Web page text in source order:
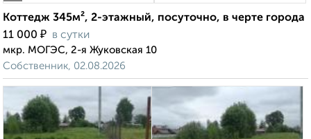
Коттедж 345м², 2-этажный, посуточно, в черте города
11 000 ₽ в сутки
мкр. МОГЭС, 2-я Жуковская 10
Собственник, 02.08.2026